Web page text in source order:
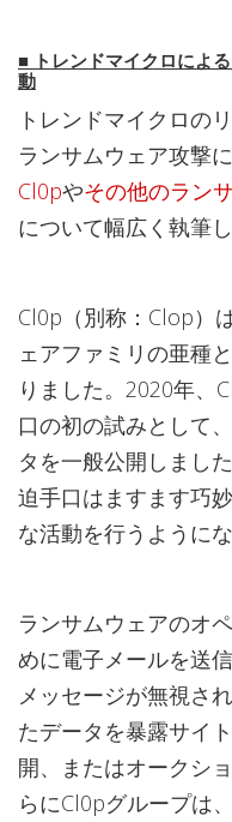
■ トレンドマイクロによ
動
トレンドマイクロの
ランサムウェア攻撃
Cl0pやその他のラン
について幅広く執筆し
Cl0p（別称：Clop）
ェアファミリの亜種
りました。2020年、
口の初の試みとして、
タを一般公開しまし
迫手口はますます巧
な活動を行うように
ランサムウェアのオ
めに電子メールを送
メッセージが無視さ
たデータを暴露サイ
開、またはオークシ
らにCl0pグループは、